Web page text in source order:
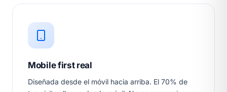
Mobile first real
Diseñada desde el móvil hacia arriba. El 70% de